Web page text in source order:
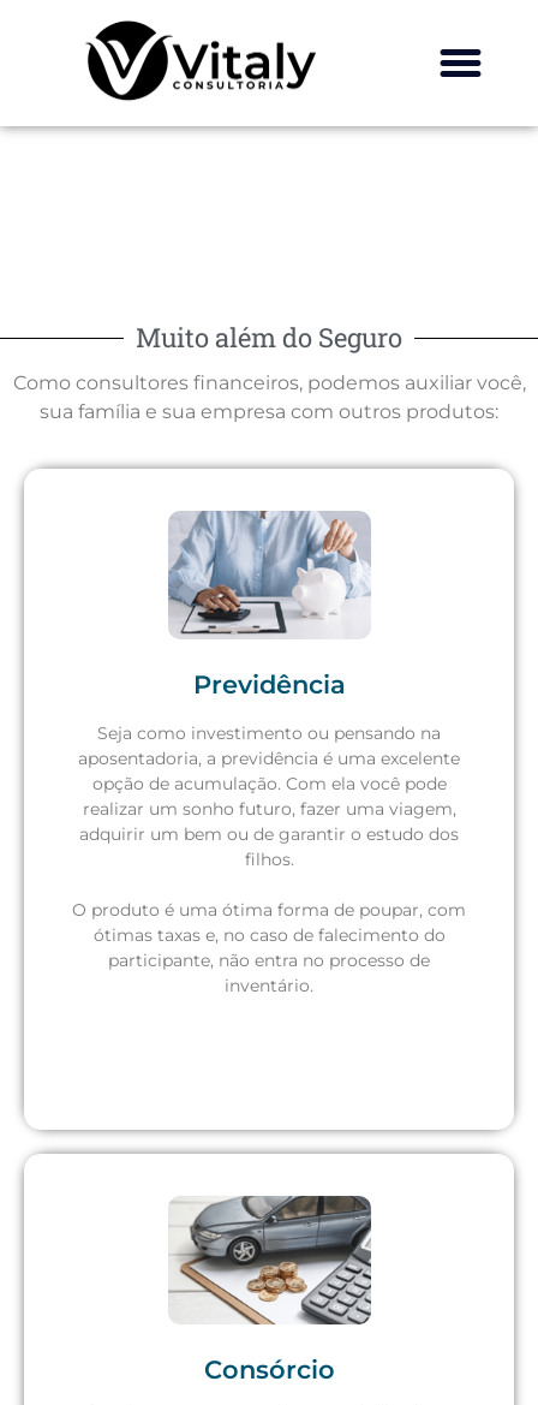
Muito além do Seguro
Como consultores financeiros, podemos auxiliar você,
sua família e sua empresa com outros produtos:
Previdência
Seja como investimento ou pensando na
aposentadoria, a previdência é uma excelente
opção de acumulação. Com ela você pode
realizar um sonho futuro, fazer uma viagem,
adquirir um bem ou de garantir o estudo dos
filhos.
O produto é uma ótima forma de poupar, com
ótimas taxas e, no caso de falecimento do
participante, não entra no processo de
inventário.
Consórcio